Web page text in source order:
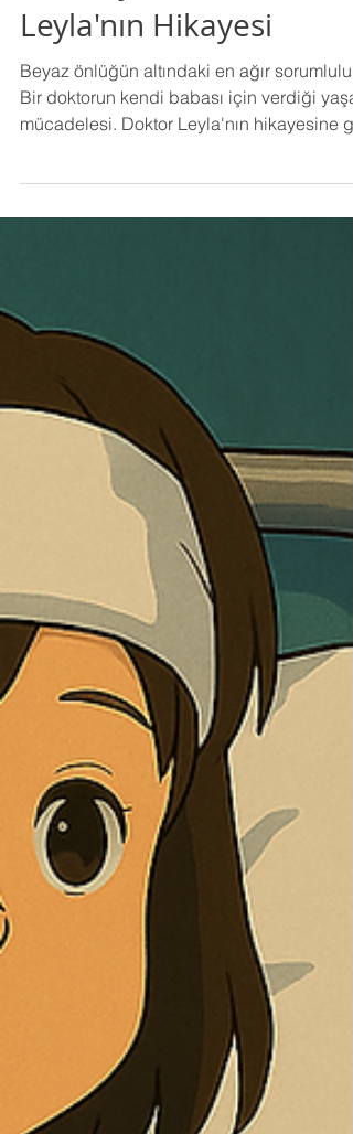
Menenjit Süreci - Doktor
Leyla'nın Hikayesi
Beyaz önlüğün altındaki en ağır sorumluluk:
Bir doktorun kendi babası için verdiği
atın.